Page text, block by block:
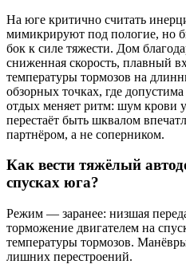
На юге критично считать
мимикрируют под пологие, но
бок к силе тяжести. Дом
сниженная скорость, плавный
температуры тормозов на
обзорных точках, где
отдых меняет ритм: шум крови
перестаёт быть шквалом
партнёром, а не соперником.
Как вести тяжёлый
спусках юга?
Режим — заранее: низшая
торможение двигателем на
температуры тормозов.
лишних перестроений.